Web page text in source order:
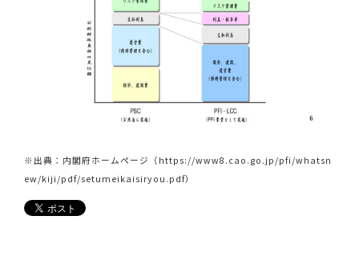
※出典：内閣府ホームページ（ https://www8.cao.go.jp/pfi/whatsn
ew/kiji/pdf/setumeikaisiryou.pdf）